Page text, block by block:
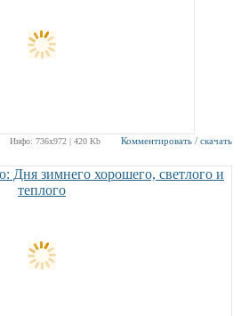
Инфо: 736х972 | 420 Kb Комментировать / скачать